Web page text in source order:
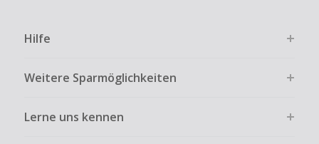
Bezahlvorgang ist nur dann cashbackfähig, wenn dies
ausdrücklich auf der Händlerseite erlaubt ist.
Stornierung, Kündigung eines Abonnements oder Widerruf
Gewerbliche, Reseller- oder ungewöhnlich große
Hilfe
Weitere Sparmöglichkeiten
Lerne uns kennen